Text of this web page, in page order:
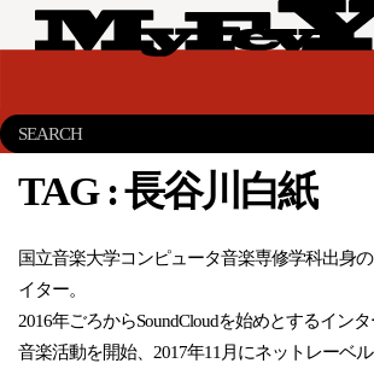
TAG :長谷川白紙
国立音楽大学コンピュータ音楽専修学科出身
イター。
2016年ごろからSoundCloudを始めとするイン
音楽活動を開始、2017年11月にネットレーベル